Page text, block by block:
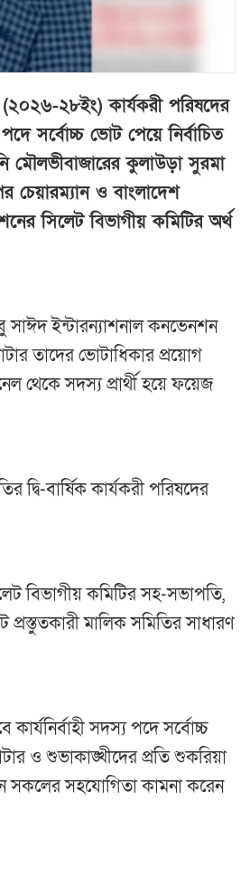
(২০২৬-২৮ইং) কার্যকরী পরিষদের
পদে সর্বোচ্চ ভোট পেয়ে নির্বাচিত
মৌলভীবাজারের কুলাউড়া সুরমা
চেয়ারম্যান ও বাংলাদেশ
সিলেট বিভাগীয় কমিটির অর্থ
সাঈদ ইন্টারন্যাশনাল কনভেনশন
তাদের ভোটাধিকার প্রয়োগ
থেকে সদস্য প্রার্থী হয়ে ফয়েজ
দ্বি-বার্ষিক কার্যকরী পরিষদের
বিভাগীয় কমিটির সহ-সভাপতি,
মালিক সমিতির সাধারণ
সদস্য পদে সর্বোচ্চ
ও শুভাকাঙ্খীদের প্রতি শুকরিয়া
সকলের সহযোগিতা কামনা করেন